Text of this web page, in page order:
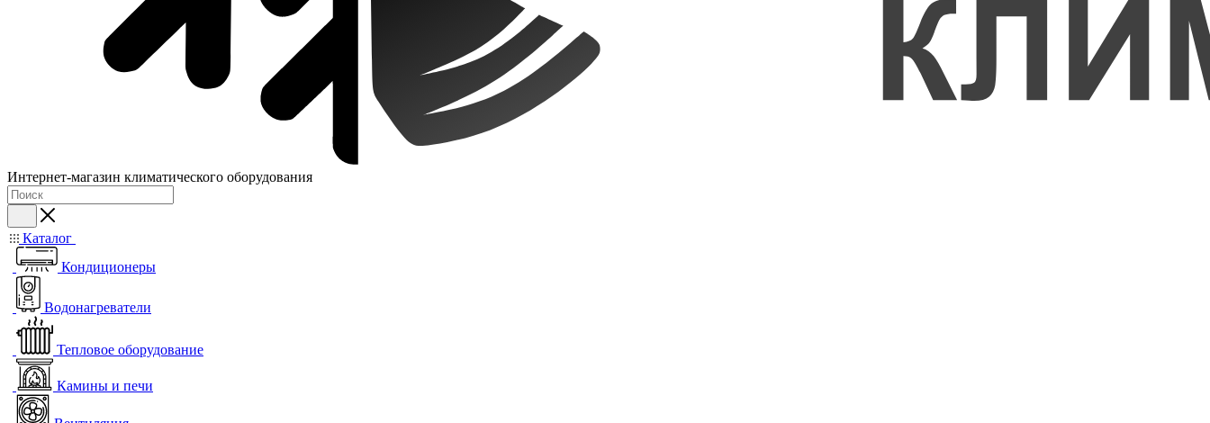
Интернет-магазин климатического оборудования
Каталог
Кондиционеры
Водонагреватели
Тепловое оборудование
Камины и печи